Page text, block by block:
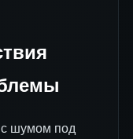
с шумом под